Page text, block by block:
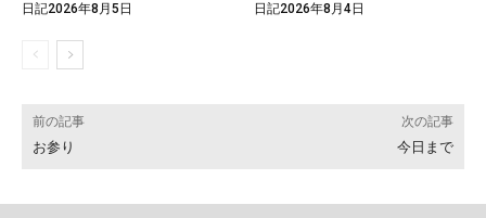
日記2026年8月5日
日記2026年8月4日
前の記事
お参り
次の記事
今日まで